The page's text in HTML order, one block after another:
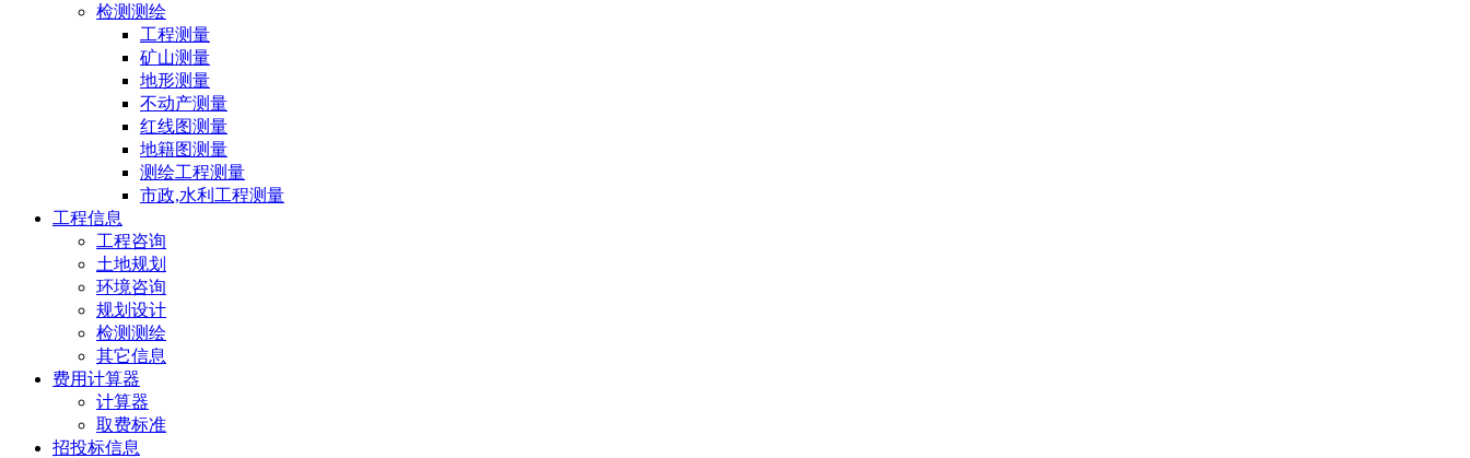
检测测绘
工程测量
矿山测量
地形测量
不动产测量
红线图测量
地籍图测量
测绘工程测量
市政,水利工程测量
工程信息
工程咨询
土地规划
环境咨询
规划设计
检测测绘
其它信息
费用计算器
计算器
取费标准
招投标信息